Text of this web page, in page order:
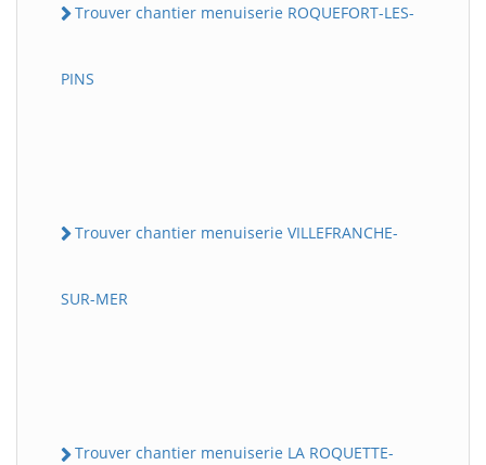
Trouver chantier menuiserie ROQUEFORT-LES-
PINS
Trouver chantier menuiserie VILLEFRANCHE-
SUR-MER
Trouver chantier menuiserie LA ROQUETTE-